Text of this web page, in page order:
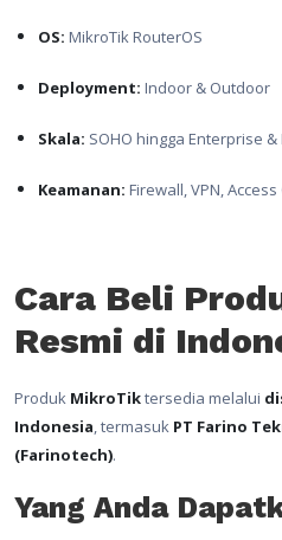
OS: MikroTik RouterOS
Deployment: Indoor & Outdoor
Skala: SOHO hingga Enterprise &
Keamanan: Firewall, VPN,
Cara Beli
Resmi di
Produk MikroTiktersedia melalui
Indonesia, termasuk PT Farino
(Farinotech).
Yang Anda